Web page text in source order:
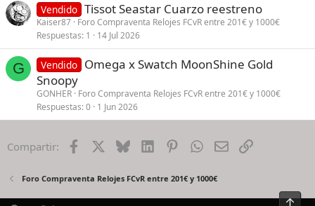
Vendido Tissot Seastar Cuarzo reestreno
Kaiser87 Foro Compraventa Relojes FCvR entre 201€ y 1000€
Respuestas 1 14 Jul 2026
G Vendido Omega x Swatch MoonShine Gold
Snoopy
GONHER Foro Compraventa Relojes FCvR entre 201€ y 1000€
Respuestas 0 1 Jun 2026
Compartir: Facebook BlueskyLinkedInPinterestWhatsApp
EmailEnlace
Foro Compraventa Relojes FCvR entre 201€ y 1000€